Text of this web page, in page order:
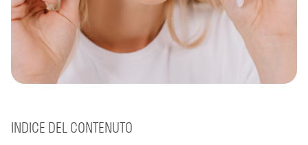
INDICE DEL CONTENUTO